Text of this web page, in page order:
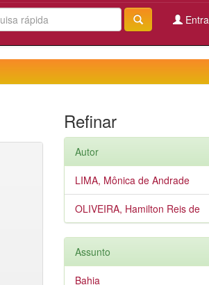
Refinar
Autor
LIMA, Mônica de Andrade
OLIVEIRA, Hamilton Reis de
Assunto
Bahia